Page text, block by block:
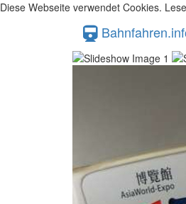
Diese Webseite verwendet Cookies.